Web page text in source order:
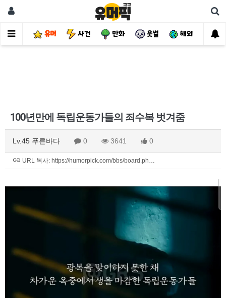
유머 사건 만화 웃썰 해외 핫
100년만에 독립운동가들의 죄수복 벗겨줌
Lv.45 푸른바다 0 3641 0
URL 복사: https://humorpick.com/bbs/board.ph…